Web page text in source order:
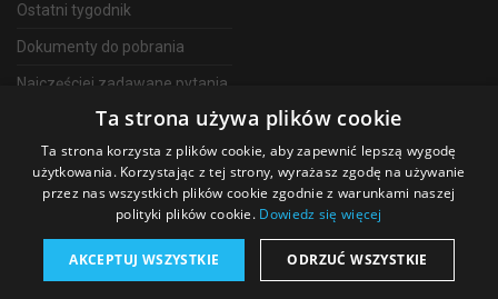
Ostatni tygodnik
Dokumenty do pobrania
Najczęściej zadawane pytania
Telewizja Światłowodowa
Ta strona używa plików cookie
Ta strona korzysta z plików cookie, aby zapewnić lepszą wygodę
użytkowania. Korzystając z tej strony, wyrażasz zgodę na używanie
przez nas wszystkich plików cookie zgodnie z warunkami naszej
polityki plików cookie. Dowiedz się więcej
AKCEPTUJ WSZYSTKIE ODRZUĆ WSZYSTKIE